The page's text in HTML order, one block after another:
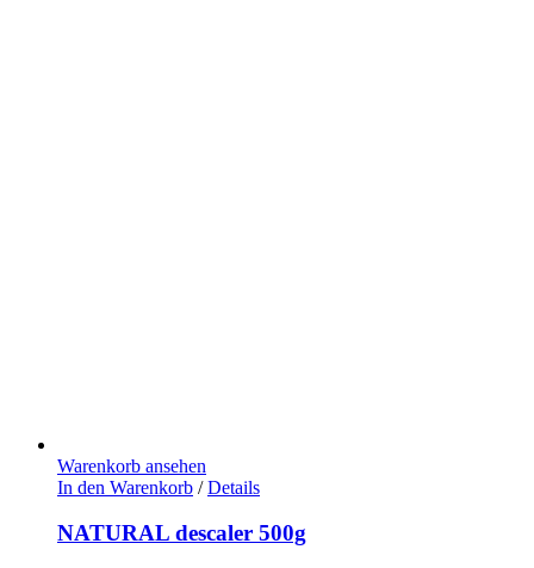
Warenkorb ansehen
In den Warenkorb / Details
NATURAL descaler 500g